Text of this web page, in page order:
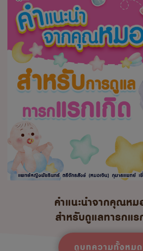
คำแนะนำจากคุณหม
สำหรับดูแลทารกแร
ดูบทความทั้งหมด